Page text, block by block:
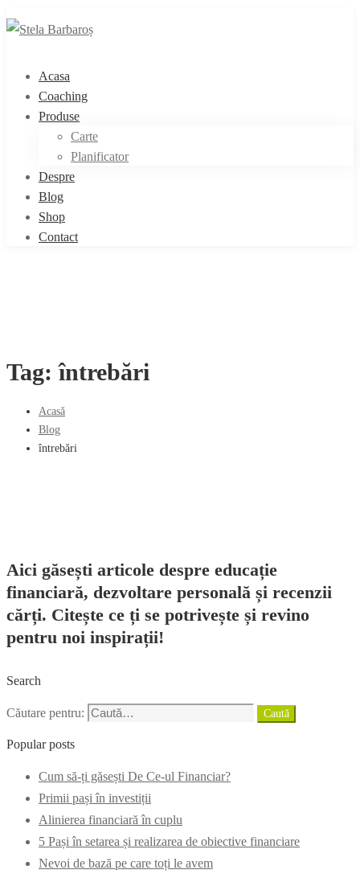
Acasa
Coaching
Produse
Carte
Planificator
Despre
Blog
Shop
Contact
Tag: întrebări
Acasă
Blog
întrebări
Aici găsești articole despre educație
financiară, dezvoltare personală și recenzii
cărți. Citește ce ți se potrivește și revino
pentru noi inspirații!
Search
Căutare pentru: Caută
Popular posts
Cum să-ți găsești De Ce-ul Financiar?
Primii pași în investiții
Alinierea financiară în cuplu
5 Pași în setarea și realizarea de obiective financiare
Nevoi de bază pe care toți le avem